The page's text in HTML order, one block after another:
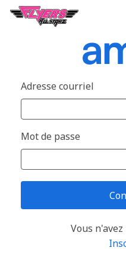
Adresse courriel
Mot de passe
Vous n'avez